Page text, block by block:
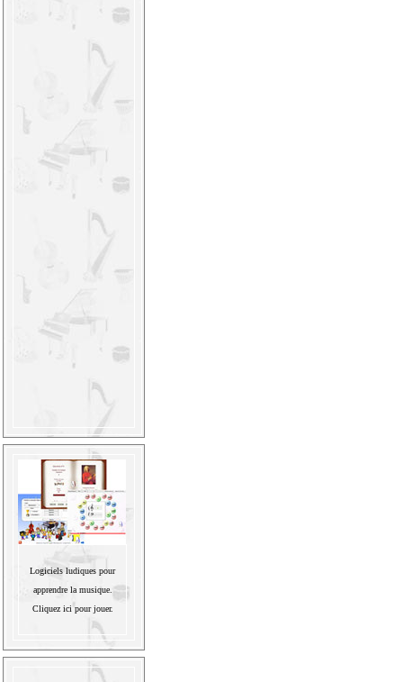
Logiciels ludiques pour
apprendre la musique.
Cliquez ici pour jouer.